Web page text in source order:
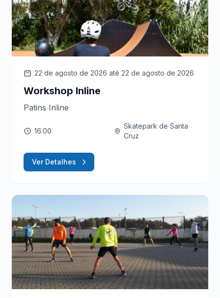
22 de agosto de 2026 até 22 de agosto de 2026
Workshop Inline
Patins Inline
16:00
Skatepark de Santa
Cruz
Ver Detalhes